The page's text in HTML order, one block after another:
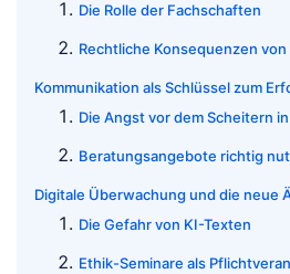
Die Rolle der Fachschaften
Rechtliche Konsequenzen
Kommunikation als Schlüssel zum
Die Angst vor dem Scheitern
Beratungsangebote richtig
Digitale Überwachung und die neue
Die Gefahr von KI-Texten
Ethik-Seminare als